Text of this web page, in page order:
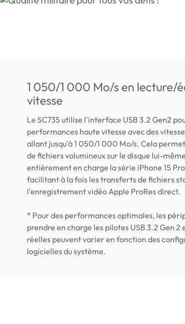
1 050/1 000 Mo/s en lecture/
vitesse
Le SC735 utilise l'interface USB 3.2 Gen2
performances haute vitesse avec des
allant jusqu'à 1 050/1 000 Mo/s. Cela
de fichiers volumineux sur le disque lui-
entièrement en charge la série iPhone 15
facilitant à la fois les transferts de fichiers
l'enregistrement vidéo Apple ProRes direct.
* Pour des performances optimales, les
prendre en charge les pilotes USB 3.2 Gen 2
réelles peuvent varier en fonction des
logicielles du système.